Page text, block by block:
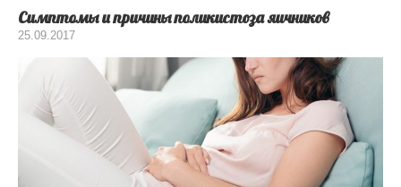
Симптомы и причины поликистоза яичников
25.09.2017